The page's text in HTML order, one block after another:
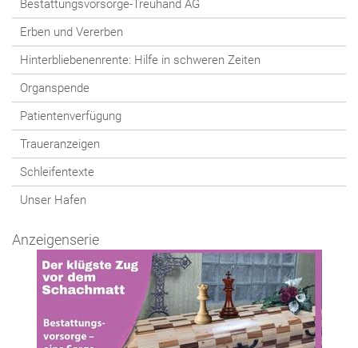
Bestattungsvorsorge-Treuhand AG
Erben und Vererben
Hinterbliebenenrente: Hilfe in schweren Zeiten
Organspende
Patientenverfügung
Traueranzeigen
Schleifentexte
Unser Hafen
Anzeigenserie